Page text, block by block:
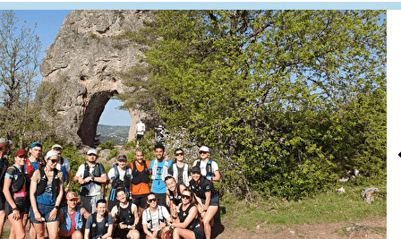
Exporter les lignes sélectionnées
Exporter toutes les colonnes
Exporter uniquement les colonnes affichées
Menu
<
>
L'équipe
Nos partenaires
Actualités
Calendrier